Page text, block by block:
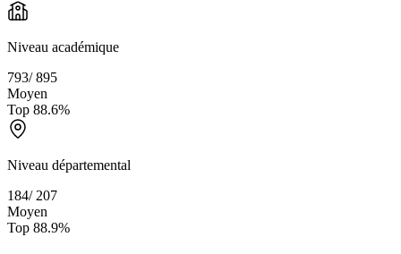
Niveau académique
793/895
Moyen
Top 88.6%
Niveau départemental
184/ 207
Moyen
Top 88.9%